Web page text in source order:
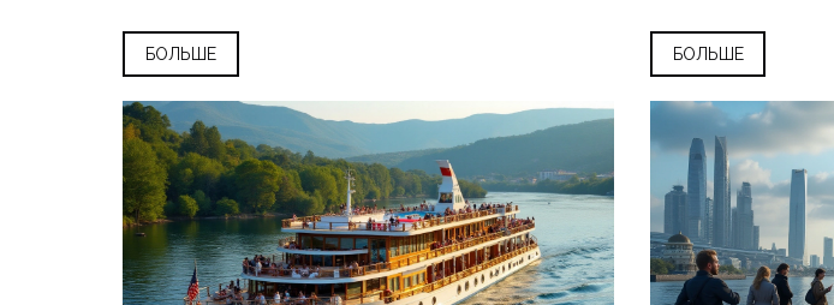
которые идеально подходят для всех категорий
путешественников — от любителей уединения до
том, какие мероприятия и предложения делают
каждое из направлений привлекательным, чтобы
помочь вам выбрать идеальное путешествие.
БОЛЬШЕ
рассматриваются
особенностях
сэкономить на
отдыха.
БОЛЬШЕ